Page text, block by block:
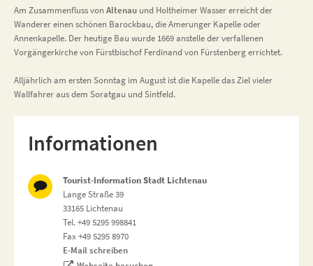
Am Zusammenfluss von Altenau und Holtheimer Wasser erreicht der
Wanderer einen schönen Barockbau, die Amerunger Kapelle oder
Annenkapelle. Der heutige Bau wurde 1669 anstelle der verfallenen
Vorgängerkirche von Fürstbischof Ferdinand von Fürstenberg errichtet.
Alljährlich am ersten Sonntag im August ist die Kapelle das Ziel vieler
Wallfahrer aus dem Soratgau und Sintfeld.
Informationen
Tourist-Information Stadt Lichtenau
Lange Straße 39
33165 Lichtenau
Tel. +49 5295 998841
Fax +49 5295 8970
E-Mail schreiben